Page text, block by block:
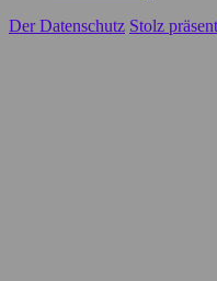
Der Datenschutz Stolz